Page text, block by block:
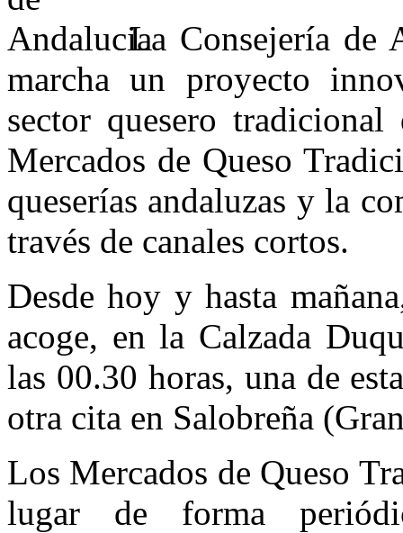
La Consejería de
marcha un proyecto
sector quesero
Mercados de Queso
queserías andaluzas y la
través de canales cortos.
Desde hoy y hasta
acoge, en la Calzada
las 00.30 horas, una de
otra cita en Salobreña
Los Mercados de Queso
lugar de forma